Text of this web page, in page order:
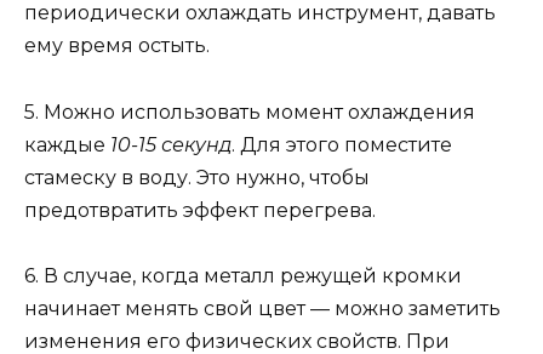
периодически охлаждать инструмент, давать
ему время остыть.
5. Можно использовать момент охлаждения
каждые 10-15 секунд. Для этого поместите
стамеску в воду. Это нужно, чтобы
предотвратить эффект перегрева.
6. В случае, когда металл режущей кромки
начинает менять свой цвет — можно заметить
изменения его физических свойств. При